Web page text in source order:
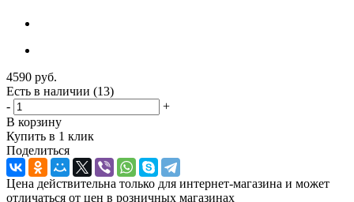
4590 руб.
Есть в наличии (13)
-
+
В корзину
Купить в 1 клик
Поделиться
Цена действительна только для интернет-магазина и может
отличаться от цен в розничных магазинах